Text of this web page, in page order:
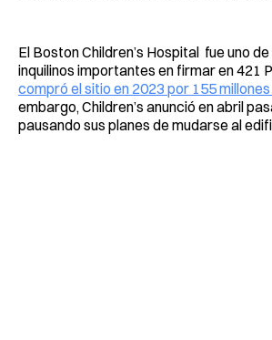
El Boston Children’s Hospital fue uno
inquilinos importantes en firmar en 421
compró el sitio en 2023 por 155
embargo, Children’s anunció en abril
pausando sus planes de mudarse al